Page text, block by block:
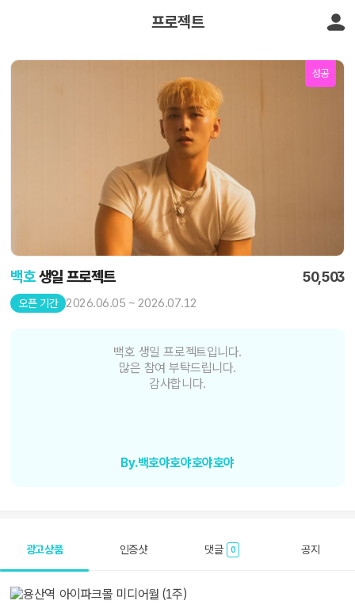
프로젝트
성공
백호생일 프로젝트 50,503
오픈 기간 2026.06.05 ~ 2026.07.12
백호 생일 프로젝트입니다.
많은 참여 부탁드립니다.
감사합니다.
By.백호야호야호야호야
광고상품 인증샷 댓글 0 공지